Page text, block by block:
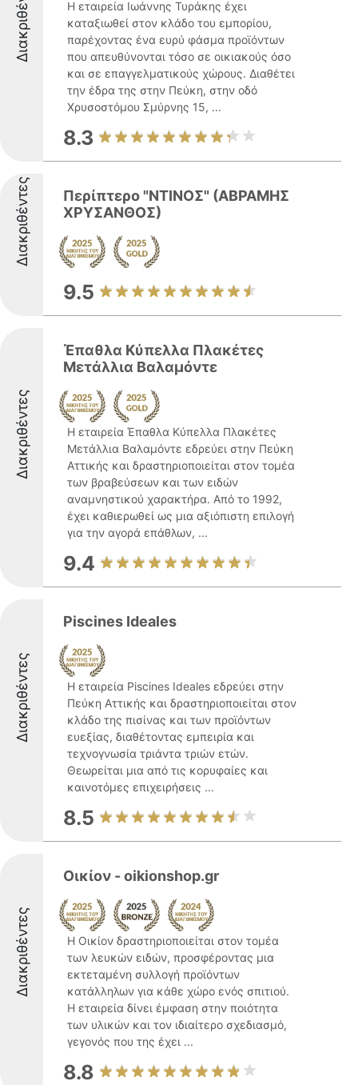
Η εταιρεία Ιωάννης Τυράκης έχει
καταξιωθεί στον κλάδο του εμπορίου,
παρέχοντας ένα ευρύ φάσμα προϊόντων
που απευθύνονται τόσο σε οικιακούς όσο
και σε επαγγελματικούς χώρους. Διαθέτει
την έδρα της στην Πεύκη, στην οδό
Χρυσοστόμου Σμύρνης 15, ...
8.3
Διακριθέντες
Περίπτερο "ΝΤΙΝΟΣ" (ΑΒΡΑΜΗΣ
ΧΡΥΣΑΝΘΟΣ)
9.5
Διακριθέντες
Έπαθλα Κύπελλα Πλακέτες
Μετάλλια Βαλαμόντε
Η εταιρεία Έπαθλα Κύπελλα Πλακέτες
Μετάλλια Βαλαμόντε εδρεύει στην Πεύκη
Αττικής και δραστηριοποιείται στον τομέα
των βραβεύσεων και των ειδών
αναμνηστικού χαρακτήρα. Από το 1992,
έχει καθιερωθεί ως μια αξιόπιστη επιλογή
για την αγορά επάθλων, ...
9.4
Διακριθέντες
Piscines Ideales
Η εταιρεία Piscines Ideales εδρεύει στην
Πεύκη Αττικής και δραστηριοποιείται στον
κλάδο της πισίνας και των προϊόντων
ευεξίας, διαθέτοντας εμπειρία και
τεχνογνωσία τριάντα τριών ετών.
Θεωρείται μια από τις κορυφαίες και
καινοτόμες επιχειρήσεις ...
8.5
Διακριθέντες
Οικίον - oikionshop.gr
Η Οικίον δραστηριοποιείται στον τομέα
των λευκών ειδών, προσφέροντας μια
εκτεταμένη συλλογή προϊόντων
κατάλληλων για κάθε χώρο ενός σπιτιού.
Η εταιρεία δίνει έμφαση στην ποιότητα
των υλικών και τον ιδιαίτερο σχεδιασμό,
γεγονός που της έχει ...
8.8